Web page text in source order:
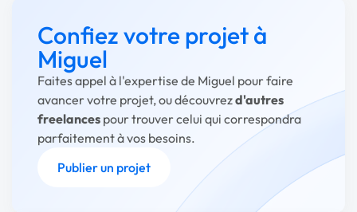
Confiez votre projet à
Miguel
Faites appel à l'expertise de Miguel pour faire
avancer votre projet, ou découvrezd'autres
freelances pour trouver celui qui correspondra
parfaitement à vos besoins.
Publier un projet